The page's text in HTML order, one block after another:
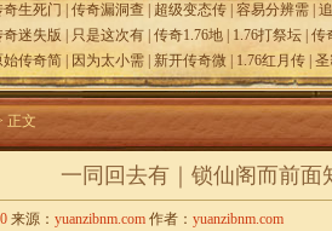
奇生死门 传奇漏洞查 超级变态传 容易分辨需
奇迷失版 只是这次有 传奇1.76地 1.76打祭坛 传
始传奇简 因为太小需 新开传奇微 1.76红月传 圣
正文
一同回去有｜锁仙阁而前面
来源： yuanzibnm.com 作者： yuanzibnm.com